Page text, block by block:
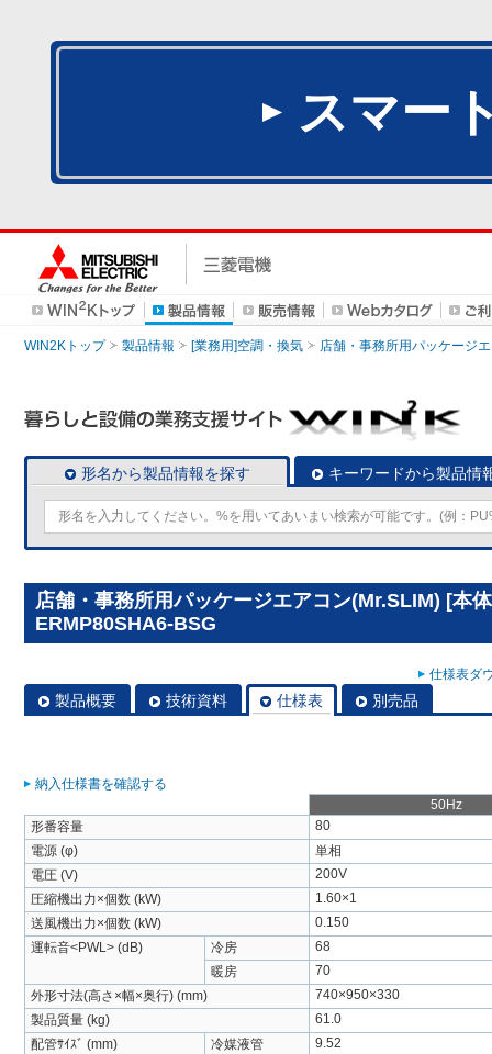
スマー
WIN2Kトップ 製品情報 [業務用]空調・換気 店舗・事務所用パッケージ
形名から製品情報を探す キーワードから製品情
店舗・事務所用パッケージエアコン(Mr.SLIM) [本
ERMP80SHA6-BSG
仕様表ダ
製品概要 技術資料 仕様表 別売品
納入仕様書を確認する
50Hz
形番容量
80
電源 (φ)
単相
電圧 (V)
200V
圧縮機出力×個数 (kW)
1.60×1
送風機出力×個数 (kW)
0.150
運転音<PWL> (dB)
冷房
68
暖房
70
外形寸法(高さ×幅×奥行) (mm)
740×950×330
製品質量 (kg)
61.0
配管ｻｲｽﾞ (mm)
冷媒液管
9.52